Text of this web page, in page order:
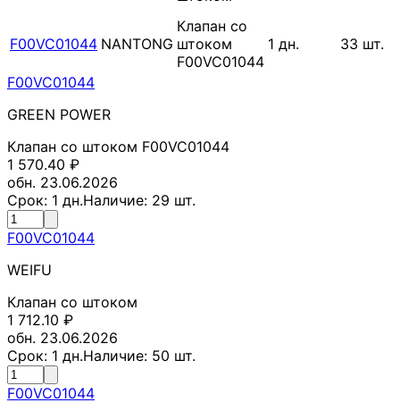
F00VC01044 NANTONG
Клапан со
штоком
F00VC01044
1 дн. 33 шт.
F00VC01044
GREEN POWER
Клапан со штоком F00VC01044
1 570.40 ₽
обн. 23.06.2026
Срок: 1 дн.Наличие: 29 шт.
F00VC01044
WEIFU
Клапан со штоком
1 712.10 ₽
обн. 23.06.2026
Срок: 1 дн.Наличие: 50 шт.
F00VC01044